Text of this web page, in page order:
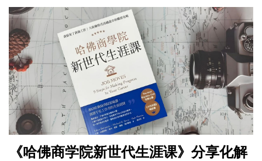
《哈佛商学院新世代生涯课》分享化解